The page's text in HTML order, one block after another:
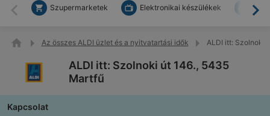
Vissza
Szupermarketek Elektronikai készülékek
Az összes ALDI üzlet és a nyitvatartási idők ALDI itt: Szolnoki
ALDI itt: Szolnoki út 146., 5435
Martfű
Kapcsolat